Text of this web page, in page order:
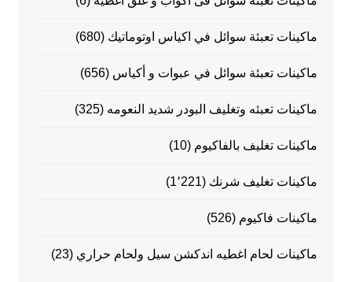
ماكينات تعبئة سوائل في اكياس اوتوماتيك (680)
ماكينات تعبئة سوائل في عبوات و أكياس (656)
ماكينات تعبئه وتغليف البودر شديد النعومه (325)
ماكينات تغليف بالفاكيوم (10)
ماكينات تغليف شرنك (1٬221)
ماكينات فاكيوم (526)
ماكينات لحام اغطيه اندكشن سيل ولحام حراري (23)